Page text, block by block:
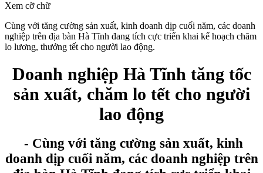
Xem cỡ chữ
Cùng với tăng cường sản xuất, kinh doanh dịp cuối năm, các doanh
nghiệp trên địa bàn Hà Tĩnh đang tích cực triển khai kế hoạch chăm
lo lương, thưởng tết cho người lao động.
Doanh nghiệp Hà Tĩnh tăng tốc
sản xuất, chăm lo tết cho người
lao động
- Cùng với tăng cường sản xuất, kinh
doanh dịp cuối năm, các doanh nghiệp trên